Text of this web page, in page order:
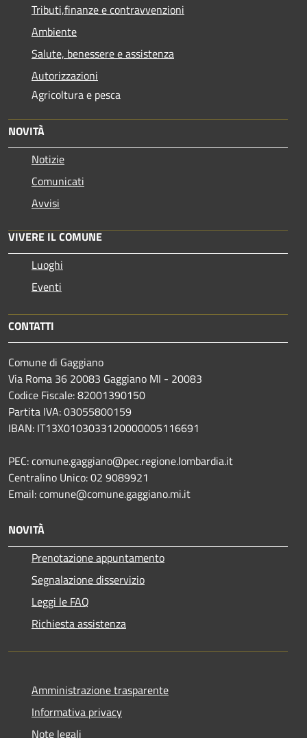
Tributi,finanze e contravvenzioni
Ambiente
Salute, benessere e assistenza
Autorizzazioni
Agricoltura e pesca
NOVITÀ
Notizie
Comunicati
Avvisi
VIVERE IL COMUNE
Luoghi
Eventi
CONTATTI
Comune di Gaggiano
Via Roma 36 20083 Gaggiano MI - 20083
Codice Fiscale: 82001390150
Partita IVA: 03055800159
IBAN: IT13X0103033120000005116691
PEC: comune.gaggiano@pec.regione.lombardia.it
Centralino Unico: 02 9089921
Email: comune@comune.gaggiano.mi.it
NOVITÀ
Prenotazione appuntamento
Segnalazione disservizio
Leggi le FAQ
Richiesta assistenza
Amministrazione trasparente
Informativa privacy
Note legali